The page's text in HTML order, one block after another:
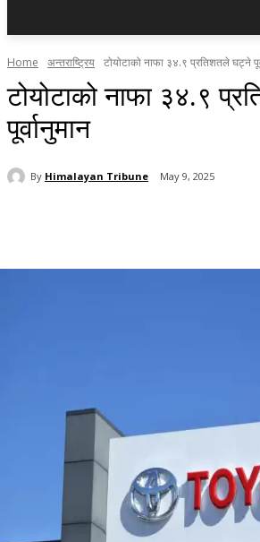
Home अन्तराष्ट्रिय टोयोटाको नाफा ३४.९ प्रतिशतले घट्ने
टोयोटाको नाफा ३४.९
पूर्वानुमान
By Himalayan Tribune May 9, 2025